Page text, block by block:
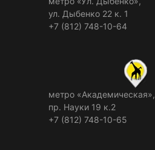
ул. Дыбенко 22 к. 1
+7 (812) 748-10-64
метро «Академическая»,
пр. Науки 19 к.2
+7 (812) 748-10-65